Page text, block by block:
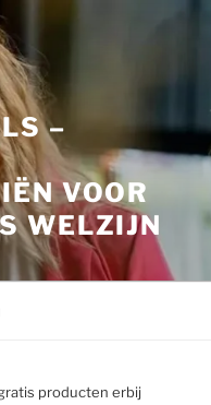
–
VOOR
WELZIJN
producten erbij